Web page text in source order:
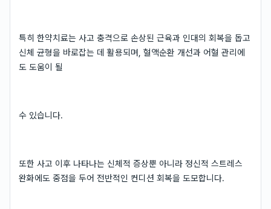
특히 한약치료는 사고 충격으로 손상된 근육과 인대의 회복을 돕고
신체 균형을 바로잡는 데 활용되며, 혈액순환 개선과 어혈 관리에
도 도움이 될
수 있습니다.
또한 사고 이후 나타나는 신체적 증상뿐 아니라 정신적 스트레스
완화에도 중점을 두어 전반적인 컨디션 회복을 도모합니다.